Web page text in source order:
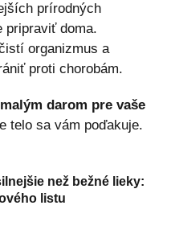
prírodných
pripraviť doma.
organizmus a
proti chorobám.
malým darom pre vaše
telo sa vám poďakuje.
než bežné lieky:
listu